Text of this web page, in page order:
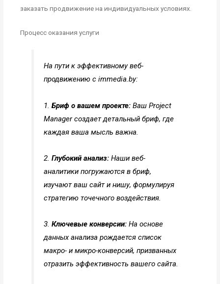
заказать продвижение на индивидуальных условиях.
Процесс оказания услуги
На пути к эффективному веб-
продвижению с immedia.by:
1. Бриф о вашем проекте:Ваш Project
Manager создает детальный бриф, где
каждая ваша мысль важна.
2. Глубокий анализ:Наши веб-
аналитики погружаются в бриф,
изучают ваш сайт и нишу, формулируя
стратегию точечного воздействия.
3. Ключевые конверсии:На основе
данных анализа рождается список
макро- и микро-конверсий, призванных
отразить эффективность вашего сайта.